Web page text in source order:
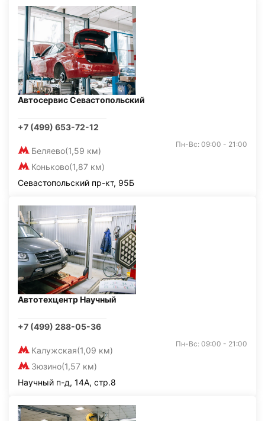
Автосервис Севастопольский
+7 (499) 653-72-12
Беляево(1,59 км)
Коньково(1,87 км)
Пн-Вс: 09:00 - 21:00
Севастопольский пр-кт, 95Б
Автотехцентр Научный
+7 (499) 288-05-36
Калужская(1,09 км)
Зюзино(1,57 км)
Пн-Вс: 09:00 - 21:00
Научный п-д, 14А, стр.8